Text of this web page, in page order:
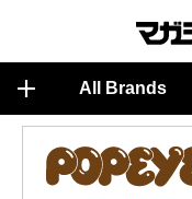
All Brands